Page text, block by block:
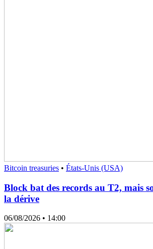
Bitcoin treasuries • États-Unis (USA)
Block bat des records au T2, mais
la dérive
06/08/2026 • 14:00